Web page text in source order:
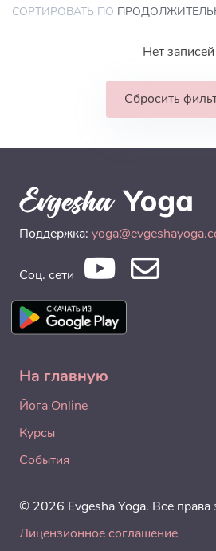
СОРТИРОВАТЬ ПО
Нет записей
Сбросить
Поддержка:
Соц. сети
На главную
Йога Online
Курсы
События
© 2026 Evgesha Yoga. Все
Лицензионное соглашение